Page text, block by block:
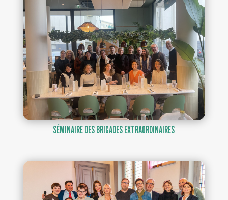
SÉMINAIRE DES BRIGADES EXTRAORDINAIRES